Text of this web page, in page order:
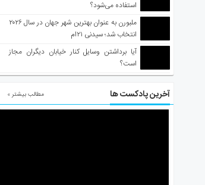
استفاده می‌شود؟
ملبورن به عنوان بهترین شهر جهان در سال ۲۰۲۶
انتخاب شد؛ سیدنی ۲۱‌ام
آیا برداشتن وسایل کنار خیابان دیگران مجاز
است؟
آخرین پادکست ها مطالب بیشتر »